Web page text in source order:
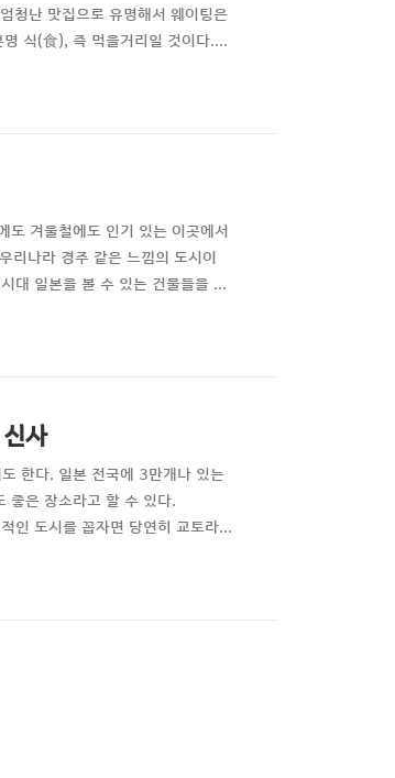
청난 맛집으로 유명해서 웨이팅은
식(食), 즉 먹을거리일 것이다.
찾기도 하다. 이제는, 특히나 코
도 겨울철에도 인기 있는 이곳에서
리나라 경주 같은 느낌의 도시이
대 일본을 볼 수 있는 건물들을 가
때도 있다. 오늘 소개하게 될 아라
사
한다. 일본 전국에 3만개나 있는
좋은 장소라고 할 수 있다.
인 도시를 꼽자면 당연히 교토라
전까지 1075년 동안 일본의 수